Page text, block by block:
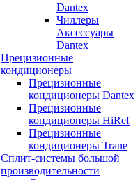
Dantex
Чиллеры
Аксессуары
Dantex
Прецизионные
кондиционеры
Прецизионные
кондиционеры Dantex
Прецизионные
кондиционеры HiRef
Прецизионные
кондиционеры Trane
Сплит-системы большой
производительности